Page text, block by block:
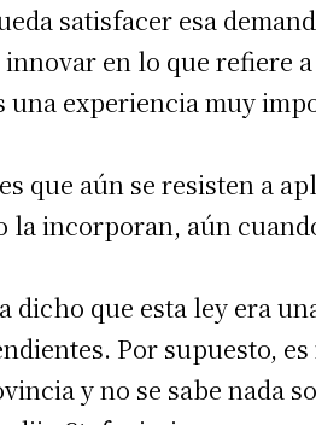
gratis
correo electrónico*
satisfacer esa
en lo que refiere
una experiencia muy
que aún se resisten a
incorporan, aún
dicho que esta ley era
Por supuesto, es
y no se sabe nada